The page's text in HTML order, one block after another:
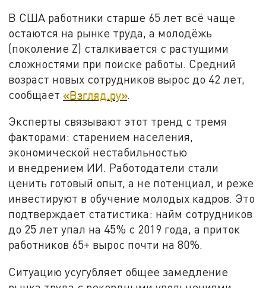
В США работники старше 65 лет всё чаще
остаются на рынке труда, а молодёжь
(поколение Z) сталкивается с растущими
сложностями при поиске работы. Средний
возраст новых сотрудников вырос до 42 лет,
сообщает «Взгляд.ру».
Эксперты связывают этот тренд с тремя
факторами: старением населения,
экономической нестабильностью
и внедрением ИИ. Работодатели стали
ценить готовый опыт, а не потенциал, и реже
инвестируют в обучение молодых кадров. Это
подтверждает статистика: найм сотрудников
до 25 лет упал на 45% с 2019 года, а приток
работников 65+ вырос почти на 80%.
Ситуацию усугубляет общее замедление